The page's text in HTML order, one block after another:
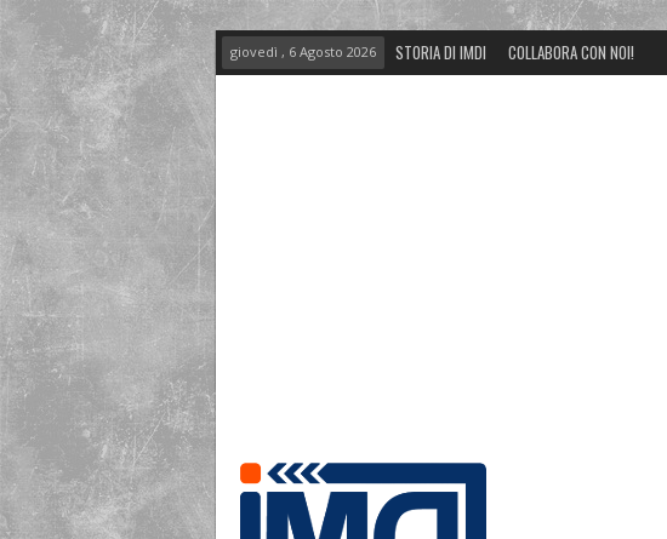
giovedì , 6 Agosto 2026 STORIA DI IMDI COLLABORA CON NOI!